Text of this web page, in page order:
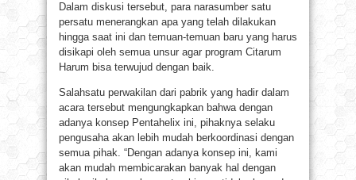
Dalam diskusi tersebut, para narasumber satu
persatu menerangkan apa yang telah dilakukan
hingga saat ini dan temuan-temuan baru yang harus
disikapi oleh semua unsur agar program Citarum
Harum bisa terwujud dengan baik.
Salahsatu perwakilan dari pabrik yang hadir dalam
acara tersebut mengungkapkan bahwa dengan
adanya konsep Pentahelix ini, pihaknya selaku
pengusaha akan lebih mudah berkoordinasi dengan
semua pihak. “Dengan adanya konsep ini, kami
akan mudah membicarakan banyak hal dengan